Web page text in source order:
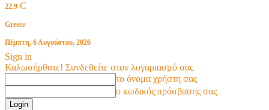
22.9 C
Greece
Πέμπτη, 6 Αυγούστου, 2026
Sign in
Καλωσήρθατε! Συνδεθείτε στον λογαριασμό σας
το όνομα χρήστη σας
ο κωδικός πρόσβασης σας